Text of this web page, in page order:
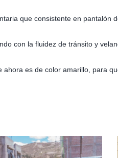
que consistente en pantalón
con la fluidez de tránsito y
es de color amarillo, para